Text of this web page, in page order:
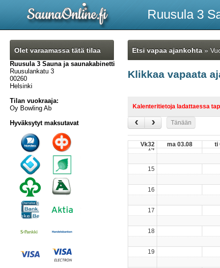
Ruusula 3
Olet varaamassa tätä tilaa
Ruusula 3 Sauna ja saunakabinetti
Ruusulankatu 3
00260
Helsinki
Tilan vuokraaja:
Oy Bowling Ab
Hyväksytyt maksutavat
Etsi vapaa ajankohta »
Klikkaa vapaata
Kalenteritietoja ladattaessa
Tänään
Vk32 ma 03.08 ti
14
15
16
17
18
19